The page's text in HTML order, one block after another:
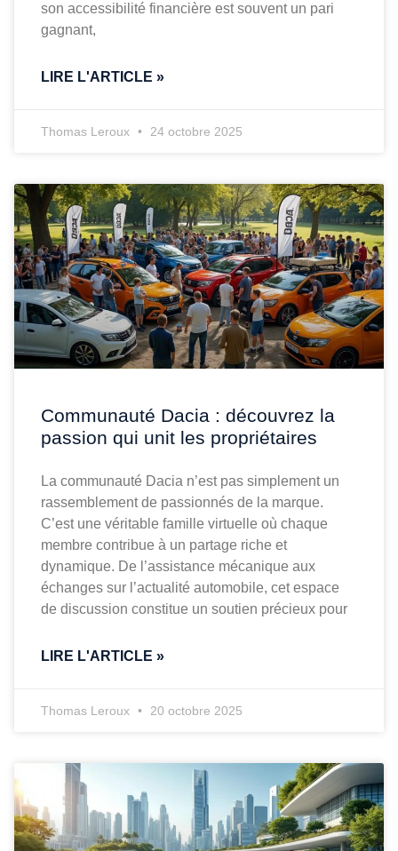
son accessibilité financière est souvent un pari
gagnant,
LIRE L'ARTICLE »
Thomas Leroux 24 octobre 2025
Communauté Dacia : découvrez la
passion qui unit les propriétaires
La communauté Dacia n’est pas simplement un
rassemblement de passionnés de la marque.
C’est une véritable famille virtuelle où chaque
membre contribue à un partage riche et
dynamique. De l’assistance mécanique aux
échanges sur l’actualité automobile, cet espace
de discussion constitue un soutien précieux pour
LIRE L'ARTICLE »
Thomas Leroux 20 octobre 2025